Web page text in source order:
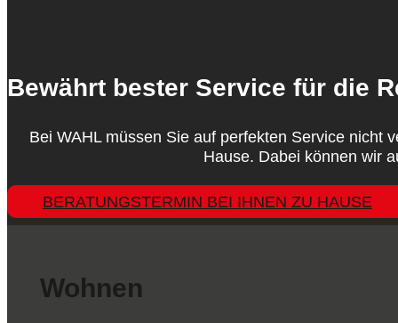
Bewährt bester Service für die
Bei WAHL müssen Sie auf perfekten Service nicht
Hause. Dabei können wir
BERATUNGSTERMIN BEI IHNEN ZU HAUSE
Wohnen